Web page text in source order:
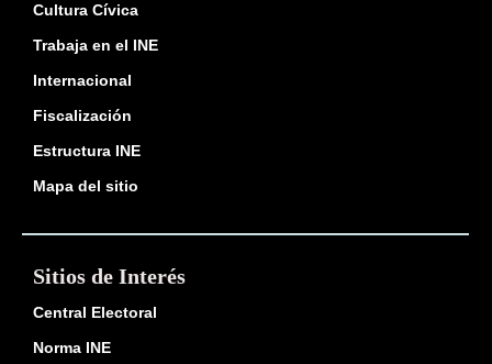
Cultura Cívica
Trabaja en el INE
Internacional
Fiscalización
Estructura INE
Mapa del sitio
Sitios de Interés
Central Electoral
Norma INE